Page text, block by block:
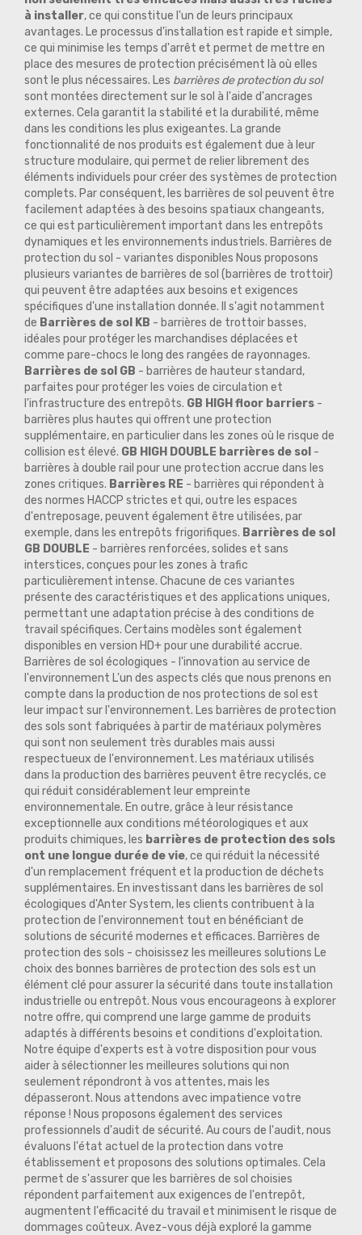
à installer, ce qui constitue l'un de leurs principaux
avantages. Le processus d'installation est rapide et simple,
ce qui minimise les temps d'arrêt et permet de mettre en
place des mesures de protection précisément là où elles
sont le plus nécessaires. Les barrières de protection du sol
sont montées directement sur le sol à l'aide d'ancrages
externes. Cela garantit la stabilité et la durabilité, même
dans les conditions les plus exigeantes. La grande
fonctionnalité de nos produits est également due à leur
structure modulaire, qui permet de relier librement des
éléments individuels pour créer des systèmes de protection
complets. Par conséquent, les barrières de sol peuvent être
facilement adaptées à des besoins spatiaux changeants,
ce qui est particulièrement important dans les entrepôts
dynamiques et les environnements industriels. Barrières de
protection du sol - variantes disponibles Nous proposons
plusieurs variantes de barrières de sol (barrières de trottoir)
qui peuvent être adaptées aux besoins et exigences
spécifiques d'une installation donnée. Il s'agit notamment
de Barrières de sol KB - barrières de trottoir basses,
idéales pour protéger les marchandises déplacées et
comme pare-chocs le long des rangées de rayonnages.
Barrières de sol GB - barrières de hauteur standard,
parfaites pour protéger les voies de circulation et
l'infrastructure des entrepôts. GB HIGH floor barriers -
barrières plus hautes qui offrent une protection
supplémentaire, en particulier dans les zones où le risque de
collision est élevé. GB HIGH DOUBLE barrières de sol -
barrières à double rail pour une protection accrue dans les
zones critiques. Barrières RE - barrières qui répondent à
des normes HACCP strictes et qui, outre les espaces
d'entreposage, peuvent également être utilisées, par
exemple, dans les entrepôts frigorifiques. Barrières de sol
GB DOUBLE - barrières renforcées, solides et sans
interstices, conçues pour les zones à trafic
particulièrement intense. Chacune de ces variantes
présente des caractéristiques et des applications uniques,
permettant une adaptation précise à des conditions de
travail spécifiques. Certains modèles sont également
disponibles en version HD+ pour une durabilité accrue.
Barrières de sol écologiques - l'innovation au service de
l'environnement L'un des aspects clés que nous prenons en
compte dans la production de nos protections de sol est
leur impact sur l'environnement. Les barrières de protection
des sols sont fabriquées à partir de matériaux polymères
qui sont non seulement très durables mais aussi
respectueux de l'environnement. Les matériaux utilisés
dans la production des barrières peuvent être recyclés, ce
qui réduit considérablement leur empreinte
environnementale. En outre, grâce à leur résistance
exceptionnelle aux conditions météorologiques et aux
produits chimiques, les barrières de protection des sols
ont une longue durée de vie, ce qui réduit la nécessité
d'un remplacement fréquent et la production de déchets
supplémentaires. En investissant dans les barrières de sol
écologiques d'Anter System, les clients contribuent à la
protection de l'environnement tout en bénéficiant de
solutions de sécurité modernes et efficaces. Barrières de
protection des sols - choisissez les meilleures solutions Le
choix des bonnes barrières de protection des sols est un
élément clé pour assurer la sécurité dans toute installation
industrielle ou entrepôt. Nous vous encourageons à explorer
notre offre, qui comprend une large gamme de produits
adaptés à différents besoins et conditions d'exploitation.
Notre équipe d'experts est à votre disposition pour vous
aider à sélectionner les meilleures solutions qui non
seulement répondront à vos attentes, mais les
dépasseront. Nous attendons avec impatience votre
réponse ! Nous proposons également des services
professionnels d'audit de sécurité. Au cours de l'audit, nous
évaluons l'état actuel de la protection dans votre
établissement et proposons des solutions optimales. Cela
permet de s'assurer que les barrières de sol choisies
répondent parfaitement aux exigences de l'entrepôt,
augmentent l'efficacité du travail et minimisent le risque de
dommages coûteux. Avez-vous déjà exploré la gamme